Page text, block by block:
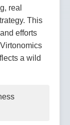
real
This
efforts
a wild